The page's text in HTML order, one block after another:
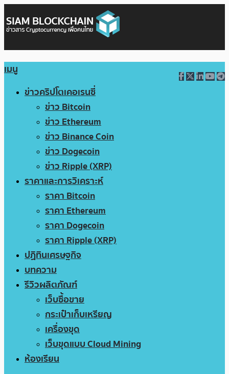
เมนู
ข่าวคริปโตเคอเรนซี่
ข่าว Bitcoin
ข่าว Ethereum
ข่าว Binance Coin
ข่าว Dogecoin
ข่าว Ripple (XRP)
ราคาและการวิเคราะห์
ราคา Bitcoin
ราคา Ethereum
ราคา Dogecoin
ราคา Ripple (XRP)
ปฏิทินเศรษฐกิจ
บทความ
รีวิวผลิตภัณฑ์
เว็บซื้อขาย
กระเป๋าเก็บเหรียญ
เครื่องขุด
เว็บขุดแบบ Cloud Mining
ห้องเรียน